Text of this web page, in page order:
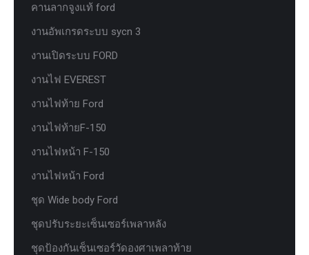
คานลากจูงแท้ ford
งานอัพเกรดระบบ sycn 3
งานเปิดระบบ FORD
งานไฟ EVEREST
งานไฟท้าย Ford
งานไฟท้ายF-150
งานไฟหน้า F-150
งานไฟหน้า Ford
ชุด Wide body Ford
ชุดปรับระยะเซ็นเซอร์เพลาหลัง
ชุดป้องกันเซ็นเซอร์วัดองศาเพลาท้าย